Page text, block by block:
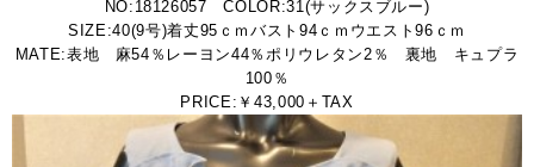
NO:18126057 COLOR:31(サックスブルー)
SIZE:40(9号)着丈95ｃｍバスト94ｃｍウエスト96ｃｍ
MATE:表地 麻54％レーヨン44％ポリウレタン2％ 裏地 キュプラ
100％
PRICE:￥43,000＋TAX